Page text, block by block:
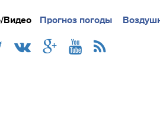
Видео Прогноз погоды
Подробно Новости